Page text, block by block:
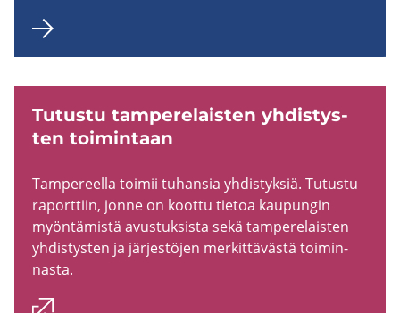
Tu­tus­tu tam­pe­re­lais­ten yh­dis­tys­
ten toi­min­taan
Tam­pe­reel­la toi­mii tu­han­sia yh­dis­tyk­siä. Tu­tus­tu
ra­port­tiin, jonne on koot­tu tie­toa kau­pun­gin
myön­tä­mis­tä avus­tuk­sis­ta sekä tam­pe­re­lais­ten
yh­dis­tys­ten ja jär­jes­tö­jen mer­kit­tä­väs­tä toi­min­
nas­ta.